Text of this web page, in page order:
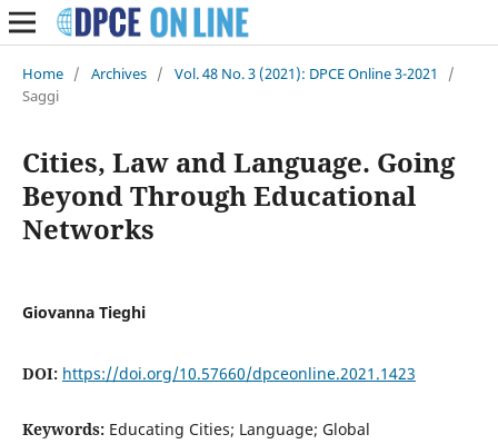
Home / Archives / Vol. 48 No. 3 (2021): DPCE Online 3-2021
/
Saggi
Cities, Law and Language. Going
Beyond Through Educational
Networks
Giovanna Tieghi
DOI: https://doi.org/10.57660/dpceonline.2021.1423
Keywords: Educating Cities; Language; Global